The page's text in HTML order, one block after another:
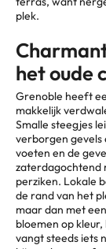
plek.
het oude
Grenoble heeft
makkelijk
Smalle steegjes
verborgen gevels
voeten en de
zaterdagochtend
perziken. Lokale
de rand van het
maar dan met
bloemen op
vangt steeds iets